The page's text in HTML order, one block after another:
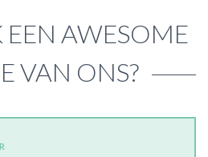
EEN AWESOME
VAN ONS?